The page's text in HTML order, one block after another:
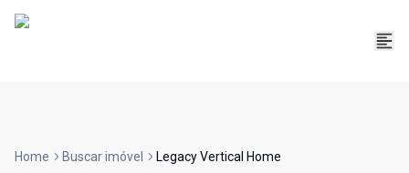
Home Buscar imóvel Legacy Vertical Home